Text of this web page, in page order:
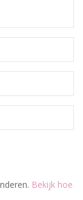
Bekijk hoe